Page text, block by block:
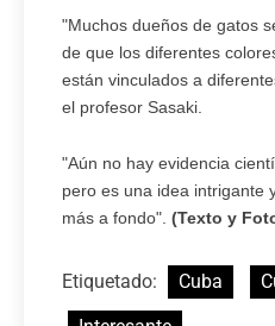
"Muchos dueños de gatos
de que los diferentes
están vinculados a
el profesor Sasaki.
"Aún no hay evidencia
pero es una idea intrigante
más a fondo". (Texto y
Etiquetado: Cuba